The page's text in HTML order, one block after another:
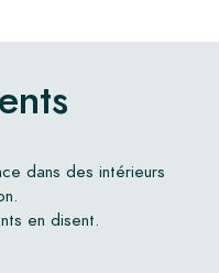
dans des intérieurs
en disent.